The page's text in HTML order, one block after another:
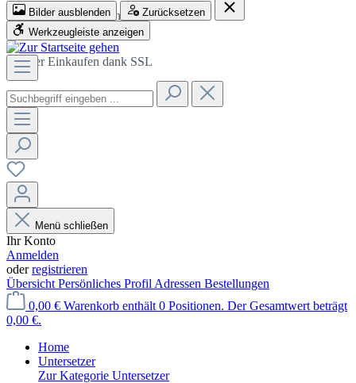
Sicher Einkaufen dank SSL
Partnerschaftlich
Sicher Einkaufen dank SSL
Bilder ausblenden
Zurücksetzen
Werkzeugleiste anzeigen
Menü schließen
Ihr Konto
Anmelden
oderregistrieren
Übersicht Persönliches Profil Adressen Bestellungen
0,00 € Warenkorb enthält 0 Positionen. Der Gesamtwert beträgt
0,00 €.
Home
Untersetzer
Zur Kategorie Untersetzer